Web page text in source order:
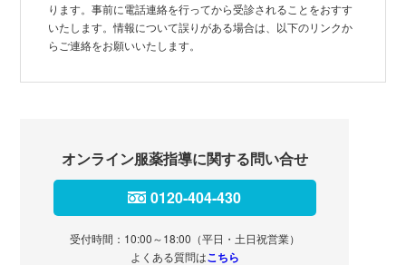
ります。事前に電話連絡を行ってから受診されることをおすす
いたします。情報について誤りがある場合は、以下のリンクか
らご連絡をお願いいたします。
オンライン服薬指導に関する問い合せ
0120-404-430
受付時間：10:00～18:00（平日・土日祝営業）
よくある質問はこちら